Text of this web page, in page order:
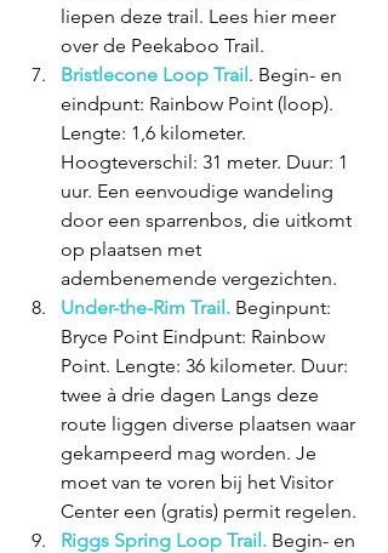
liepen deze trail. Lees hier meer
over de Peekaboo Trail.
Bristlecone Loop Trail. Begin- en
eindpunt: Rainbow Point (loop).
Lengte: 1,6 kilometer.
Hoogteverschil: 31 meter. Duur: 1
uur. Een eenvoudige wandeling
door een sparrenbos, die uitkomt
op plaatsen met
adembenemende vergezichten.
Under-the-Rim Trail. Beginpunt:
Bryce Point Eindpunt: Rainbow
Point. Lengte: 36 kilometer. Duur:
twee à drie dagen Langs deze
route liggen diverse plaatsen waar
gekampeerd mag worden. Je
moet van te voren bij het Visitor
Center een (gratis) permit regelen.
Riggs Spring Loop Trail. Begin- en